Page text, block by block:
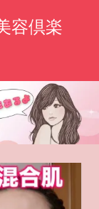
容倶楽